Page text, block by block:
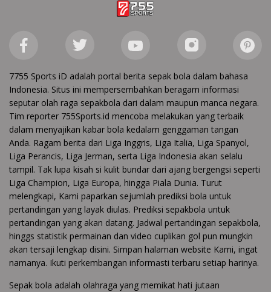
7755 Sports iD adalah portal berita sepak bola dalam bahasa
Indonesia. Situs ini mempersembahkan beragam informasi
seputar olah raga sepakbola dari dalam maupun manca negara.
Tim reporter 755Sports.id mencoba melakukan yang terbaik
dalam menyajikan kabar bola kedalam genggaman tangan
Anda. Ragam berita dari Liga Inggris, Liga Italia, Liga Spanyol,
Liga Perancis, Liga Jerman, serta Liga Indonesia akan selalu
tampil. Tak lupa kisah si kulit bundar dari ajang bergengsi seperti
Liga Champion, Liga Europa, hingga Piala Dunia. Turut
melengkapi, Kami paparkan sejumlah prediksi bola untuk
pertandingan yang layak diulas. Prediksi sepakbola untuk
pertandingan yang akan datang. Jadwal pertandingan sepakbola,
hinggs statistik permainan dan video cuplikan gol pun mungkin
akan tersaji lengkap disini. Simpan halaman website Kami, ingat
namanya. Ikuti perkembangan informasti terbaru setiap harinya.
Sepak bola adalah olahraga yang memikat hati jutaan